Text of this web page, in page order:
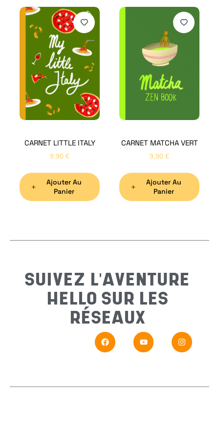
CARNET LITTLE ITALY
9,90 €
Ajouter Au
Panier
CARNET MATCHA VERT
9,90 €
Ajouter Au
Panier
SUIVEZ L'AVENTURE
HELLO SUR LES
RÉSEAUX